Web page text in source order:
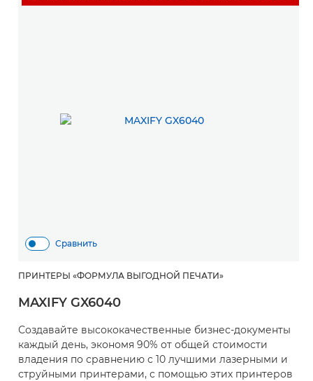
Сравнить
ПРИНТЕРЫ «ФОРМУЛА ВЫГОДНОЙ ПЕЧАТИ»
MAXIFY GX6040
Создавайте высококачественные бизнес-документы
каждый день, экономя 90% от общей стоимости
владения по сравнению с 10 лучшими лазерными и
струйными принтерами, с помощью этих принтеров